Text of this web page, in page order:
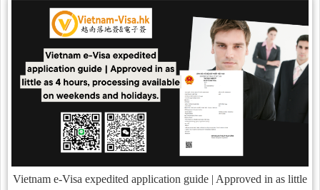
Vietnam e-Visa expedited application guide | Approved in as little